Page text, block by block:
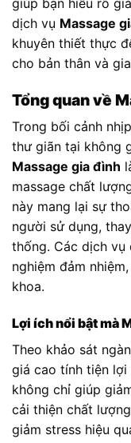
dịch vụ Massage
khuyên thiết thực
cho bản thân và
Tổng quan về
Trong bối cảnh
thư giãn tại không
Massage gia đình
massage chất
này mang lại sự
người sử dụng,
thống. Các dịch vụ
nghiệm đảm
khoa.
Lợi ích nổi bật mà
Theo khảo sát
giá cao tính tiện lợi
không chỉ giúp
cải thiện chất
giảm stress hiệu